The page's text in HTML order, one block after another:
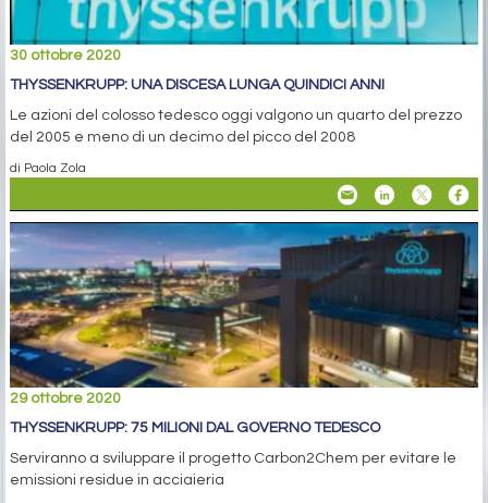
30 ottobre 2020
THYSSENKRUPP: UNA DISCESA LUNGA QUINDICI ANNI
Le azioni del colosso tedesco oggi valgono un quarto del prezzo
del 2005 e meno di un decimo del picco del 2008
di Paola Zola
29 ottobre 2020
THYSSENKRUPP: 75 MILIONI DAL GOVERNO TEDESCO
Serviranno a sviluppare il progetto Carbon2Chem per evitare le
emissioni residue in acciaieria